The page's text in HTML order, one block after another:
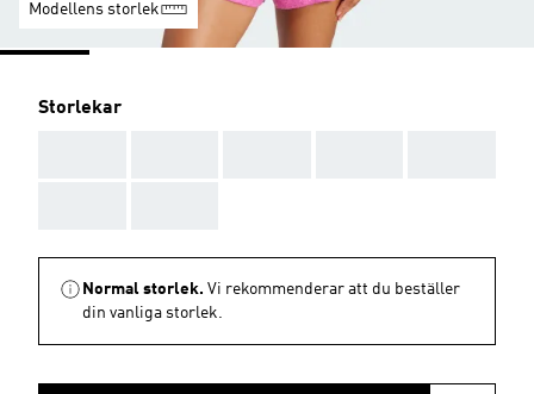
Modellens storlek
Storlekar
Normal storlek. Vi rekommenderar att du beställer
din vanliga storlek.